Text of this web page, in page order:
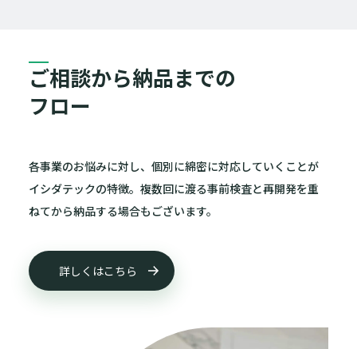
ご相談から納品までの
フロー
各事業のお悩みに対し、個別に綿密に対応していくことが
イシダテックの特徴。複数回に渡る事前検査と再開発を重
ねてから納品する場合もございます。
詳しくはこちら